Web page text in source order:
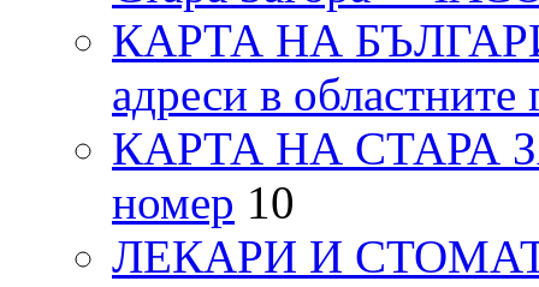
КАРТА НА
адреси в областните
КАРТА НА СТАРА
номер 10
ЛЕКАРИ И